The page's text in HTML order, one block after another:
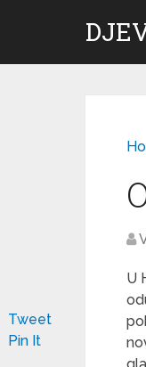
U
Tweet
Pin It